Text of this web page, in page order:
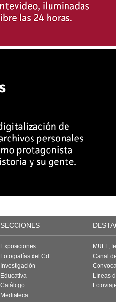
SECCIONES
Exposiciones
Fotografías del CdF
Investigación
Educativa
Catálogo
Mediateca
MUFF,
Canal
Líneas